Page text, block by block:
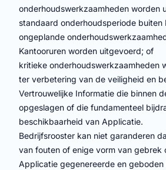
onderhoudswerkzaamheden worden
standaard onderhoudsperiode buiten
ongeplande
Kantooruren worden uitgevoerd; of
kritieke onderhoudswerkzaamheden
ter verbetering van de veiligheid en
Vertrouwelijke Informatie die binnen
opgeslagen of die fundamenteel
beschikbaarheid van Applicatie.
Bedrijfsrooster kan niet garanderen
van fouten of enige vorm van gebrek
Applicatie gegenereerde en geboden